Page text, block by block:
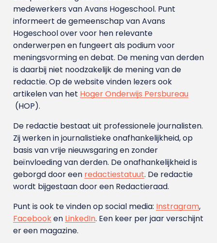
medewerkers van Avans Hoge­school. Punt
informeert de gemeenschap van Avans
Hogeschool over voor hen relevante
onderwerpen en fungeert als podium voor
meningsvorming en debat. De mening van derden
is daarbij niet noodzakelijk de mening van de
redactie. Op de website vinden lezers ook
artikelen van het Hoger Onderwijs Persbureau
(HOP).
De redactie bestaat uit professionele journalisten.
Zij werken in journalistieke onafhankelijkheid, op
basis van vrije nieuwsgaring en zonder
beïnvloeding van derden. De onafhankelijkheid is
geborgd door een redactiestatuut. De redactie
wordt bijgestaan door een Redactieraad.
Punt is ook te vinden op social media: Instragram,
Facebooken LinkedIn. Een keer per jaar verschijnt
er een magazine.